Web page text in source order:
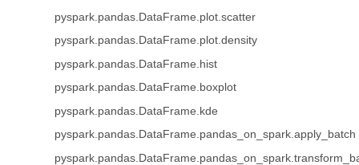
pyspark.pandas.DataFrame.plot.scatter
pyspark.pandas.DataFrame.plot.density
pyspark.pandas.DataFrame.hist
pyspark.pandas.DataFrame.boxplot
pyspark.pandas.DataFrame.kde
pyspark.pandas.DataFrame.pandas_on_spark.apply_batch